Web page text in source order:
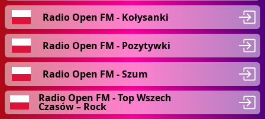
Radio Open FM - Kołysanki
Radio Open FM - Pozytywki
Radio Open FM - Szum
Radio Open FM - Top Wszech
Czasów – Rock